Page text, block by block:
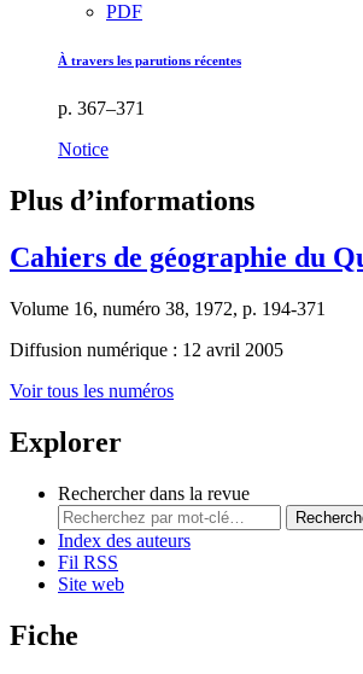
PDF
À travers les parutions récentes
p. 367–371
Notice
Plus d’informations
Cahiers de géographie du
Volume 16, numéro 38, 1972, p. 194-371
Diffusion numérique : 12 avril 2005
Voir tous les numéros
Explorer
Rechercher dans la revue
Index des auteurs
Fil RSS
Site web
Fiche